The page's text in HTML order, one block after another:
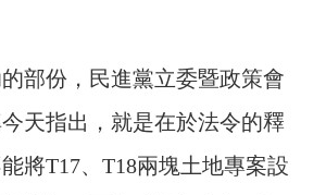
部份，民進黨立委暨政策會
天指出，就是在於法令的釋
將T17、T18兩塊土地專案設